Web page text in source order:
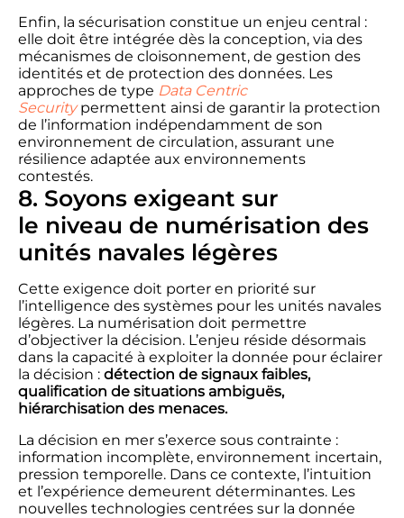
Enfin, la sécurisation constitue un enjeu central :
elle doit être intégrée dès la conception, via des
mécanismes de cloisonnement, de gestion des
identités et de protection des données. Les
approches de type Data Centric
Securitypermettent ainsi de garantir la protection
de l’information indépendamment de son
environnement de circulation, assurant une
résilience adaptée aux environnements
contestés.
8. Soyons exigeant sur
le niveau de numérisation des
unités navales légères
Cette exigence doit porter en priorité sur
l’intelligence des systèmes pour les unités navales
légères. La numérisation doit permettre
d’objectiver la décision. L’enjeu réside désormais
dans la capacité à exploiter la donnée pour éclairer
la décision : détection de signaux faibles,
qualification de situations ambiguës,
hiérarchisation des menaces.
La décision en mer s’exerce sous contrainte :
information incomplète, environnement incertain,
pression temporelle. Dans ce contexte, l’intuition
et l’expérience demeurent déterminantes. Les
nouvelles technologies centrées sur la donnée